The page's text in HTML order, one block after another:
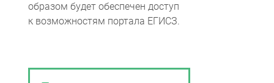
образом будет обеспечен доступ
к возможностям портала ЕГИСЗ.